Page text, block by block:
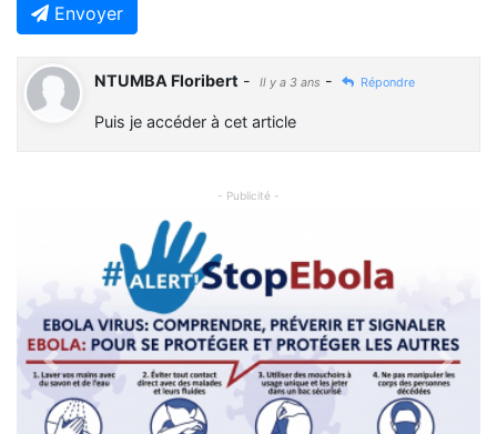
Envoyer
NTUMBA Floribert - Il y a 3 ans - Répondre
Puis je accéder à cet article
- Publicité -
Previous Next